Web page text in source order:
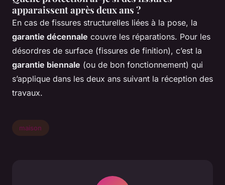
apparaissent après deux ans ?
En cas de fissures structurelles liées à la pose, la
garantie décennale couvre les réparations. Pour les
désordres de surface (fissures de finition), c’est la
garantie biennale (ou de bon fonctionnement) qui
s’applique dans les deux ans suivant la réception des
travaux.
maison